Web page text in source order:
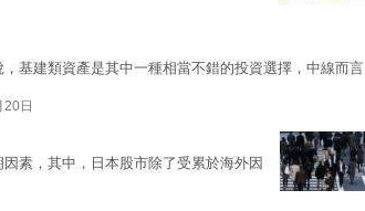
基建類資產是其中一種相當不錯的投資選擇，中線而言
日
素，其中，日本股市除了受累於海外因